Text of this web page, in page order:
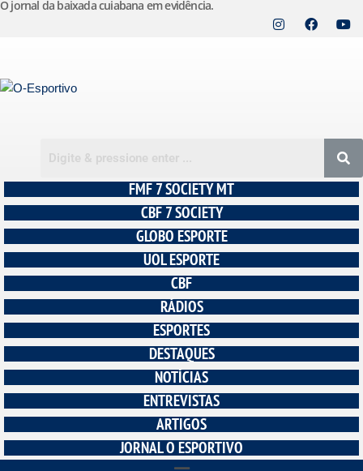
o
O jornal da baixada cuiabana em evidência.
FMF 7 SOCIETY MT
CBF 7 SOCIETY
GLOBO ESPORTE
UOL ESPORTE
CBF
RÁDIOS
ESPORTES
DESTAQUES
NOTÍCIAS
ENTREVISTAS
ARTIGOS
JORNAL O ESPORTIVO